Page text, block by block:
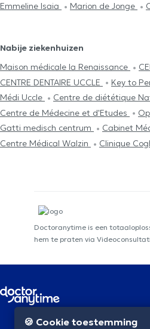
Emmeline Isaia
Marion de Jonge
Nabije ziekenhuizen
Maison médicale la Renaissance
CENTRE DENTAIRE UCCLE
Key to
Médi Uccle
Centre de diététique
Centre de Médecine et d'Etudes
Gatti medisch centrum
Cabinet
Centre Médical Walzin
Clinique
Doctoranytime is een
hem te praten via
NL
🍪 Cookie toestemming